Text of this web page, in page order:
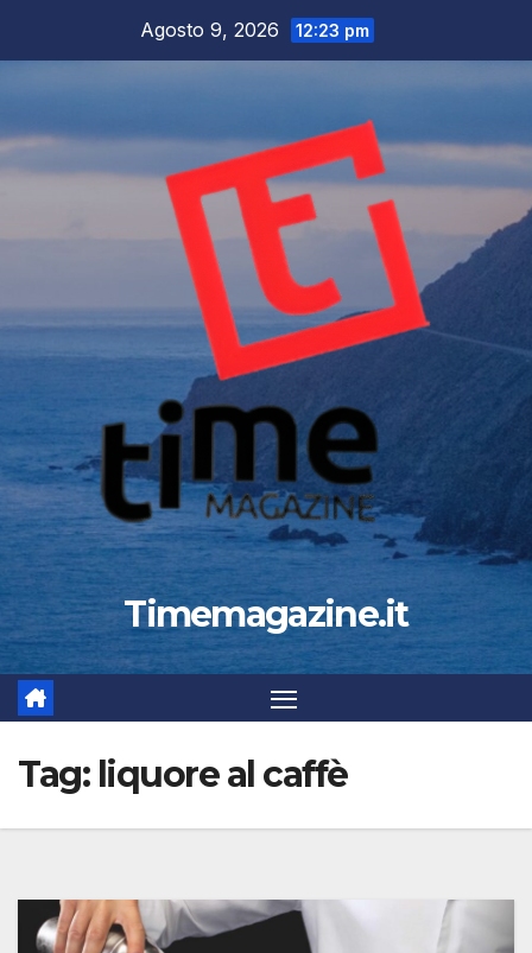
Agosto 9, 2026 12:23 pm
Timemagazine.it
Tag: liquore al caffè